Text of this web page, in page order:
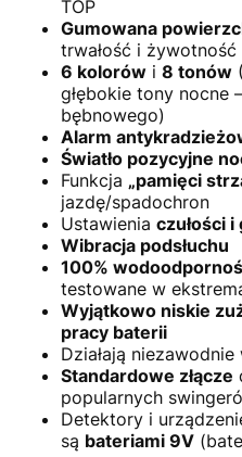
TOP
Gumowana
trwałość i żywotność
6 kolorów i 8 tonów
głębokie tony nocne
bębnowego)
Alarm
Światło pozycyjne
Funkcja „pamięci
jazdę/spadochron
Ustawienia czułości i
Wibracja podsłuchu
100%
testowane w
Wyjątkowo niskie
pracy baterii
Działają niezawodnie
Standardowe złącze
popularnych
Detektory i
są bateriami 9V